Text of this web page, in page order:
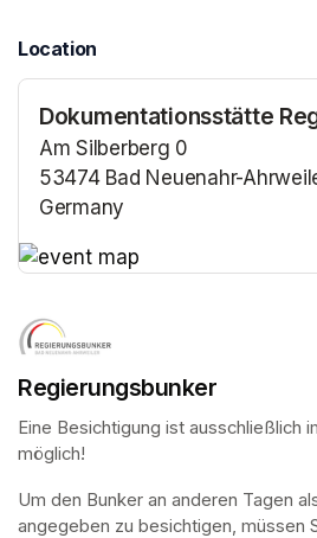
Location
Dokumentationsstätte
Am Silberberg 0
53474 Bad Neuenahr-
Germany
Regierungsbunker
Eine Besichtigung ist ausschließlich
möglich!
Um den Bunker an anderen Tagen
angegeben zu besichtigen, müssen